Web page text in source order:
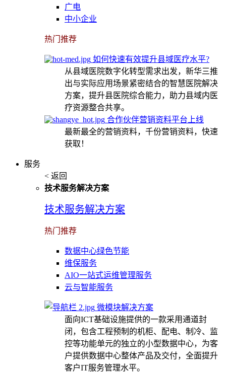
广电
中小企业
热门推荐
如何快速有效提升县域医疗水平?
从县域医院数字化转型需求出发，新华三推
出与实际应用场景紧密结合的智慧医院解决
方案，提升县医院综合能力，助力县域内医
疗资源整合共享。
合作伙伴营销资料平台上线
最新最全的营销资料，千份营销资料，快速
获取！
服务
< 返回
技术服务解决方案
技术服务解决方案
热门推荐
数据中心绿色节能
维保服务
AIO一站式运维管理服务
云与智能服务
微模块解决方案
面向ICT基础设施提供的一款采用通道封
闭，包含工程预制的机柜、配电、制冷、监
控等功能单元的独立的小型数据中心，为客
户提供数据中心整体产品及交付，全面提升
客户IT服务管理水平。